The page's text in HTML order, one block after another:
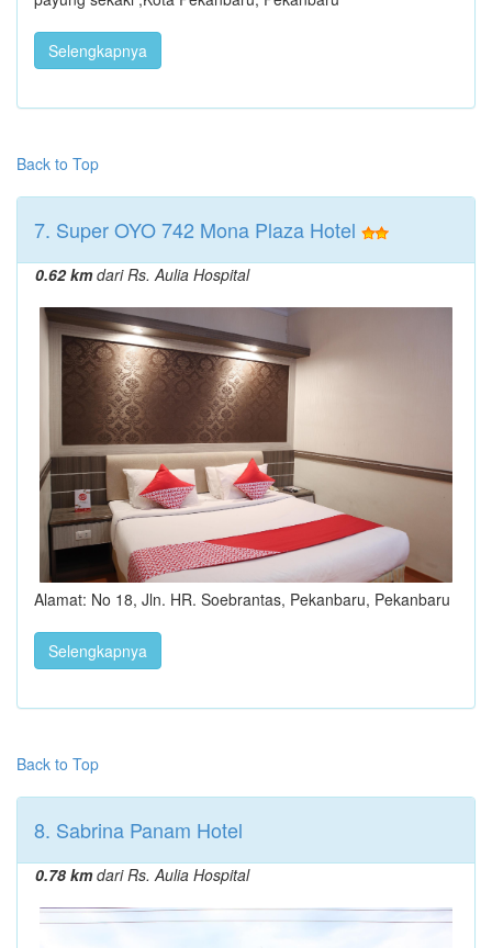
Selengkapnya
Back to Top
7. Super OYO 742 Mona Plaza Hotel
0.62 kmdari Rs. Aulia Hospital
Alamat: No 18, Jln. HR. Soebrantas, Pekanbaru, Pekanbaru
Selengkapnya
Back to Top
8. Sabrina Panam Hotel
0.78 kmdari Rs. Aulia Hospital